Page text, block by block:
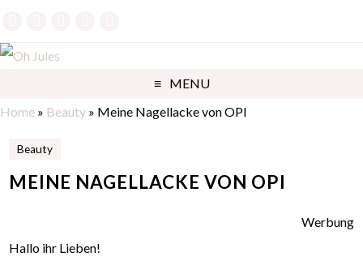
MENU
Home » Beauty » Meine Nagellacke von OPI
Beauty
MEINE NAGELLACKE VON OPI
Werbung
Hallo ihr Lieben!